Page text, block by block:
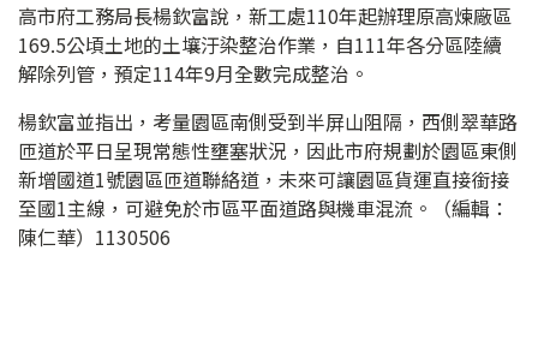
高市府工務局長楊欽富說，新工處110年起辦理原高煉廠區
169.5公頃土地的土壤汙染整治作業，自111年各分區陸續
解除列管，預定114年9月全數完成整治。
楊欽富並指出，考量園區南側受到半屏山阻隔，西側翠華路
匝道於平日呈現常態性壅塞狀況，因此市府規劃於園區東側
新增國道1號園區匝道聯絡道，未來可讓園區貨運直接銜接
至國1主線，可避免於市區平面道路與機車混流。（編輯：
陳仁華）1130506